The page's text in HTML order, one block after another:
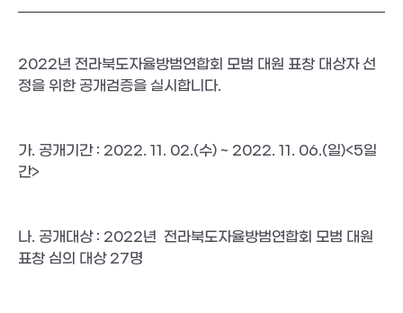
2022년 전라북도자율방범연합회 모범 대원 표창 대상자 선
정을 위한 공개검증을 실시합니다.
가. 공개기간 : 2022. 11. 02.(수) ~ 2022. 11. 06.(일)<5일
간>
나. 공개대상 : 2022년  전라북도자율방범연합회 모범 대원
표창 심의 대상 27명